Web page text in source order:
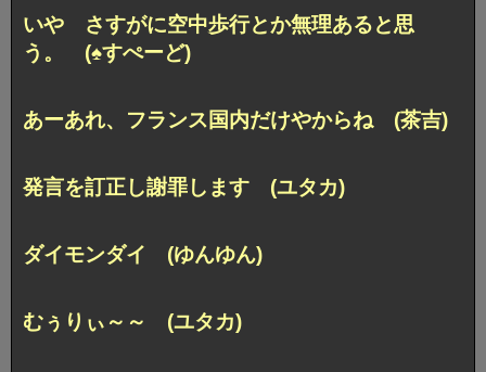
いや さすがに空中歩行とか無理あると思
う。 (♠すぺーど)
あーあれ、フランス国内だけやからね (茶吉)
発言を訂正し謝罪します (ユタカ)
ダイモンダイ (ゆんゆん)
むぅりぃ～～ (ユタカ)